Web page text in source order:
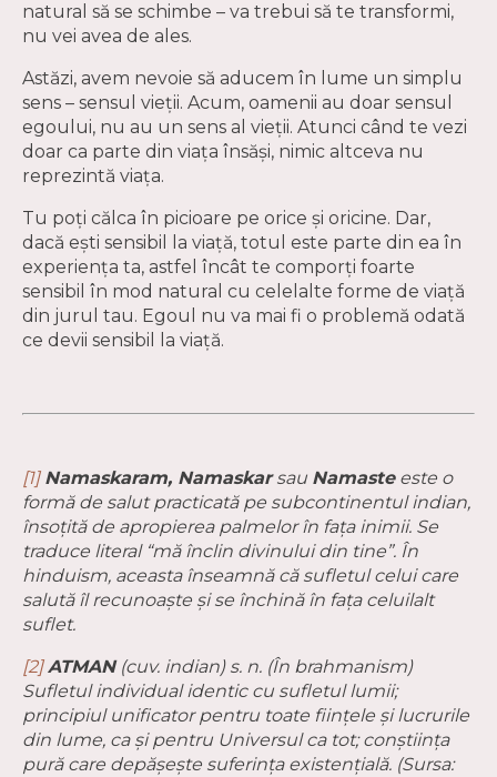
natural să se schimbe – va trebui să te transformi,
nu vei avea de ales.
Astăzi, avem nevoie să aducem în lume un simplu
sens – sensul vieții. Acum, oamenii au doar sensul
egoului, nu au un sens al vieții. Atunci când te vezi
doar ca parte din viața însăși, nimic altceva nu
reprezintă viața.
Tu poți călca în picioare pe orice și oricine. Dar,
dacă ești sensibil la viață, totul este parte din ea în
experiența ta, astfel încât te comporți foarte
sensibil în mod natural cu celelalte forme de viață
din jurul tau. Egoul nu va mai fi o problemă odată
ce devii sensibil la viață.
[1] Namaskaram, Namaskarsau Namasteeste o
formă de salut practicată pe subcontinentul indian,
însoţită de apropierea palmelor în faţa inimii. Se
traduce literal “mă înclin divinului din tine”. În
hinduism, aceasta înseamnă că sufletul celui care
salută îl recunoaşte şi se închină în faţa celuilalt
suflet.
[2] ATMAN(cuv. indian) s. n. (În brahmanism)
Sufletul individual identic cu sufletul lumii;
principiul unificator pentru toate ființele și lucrurile
din lume, ca și pentru Universul ca tot; conștiința
pură care depășește suferința existențială. (Sursa: